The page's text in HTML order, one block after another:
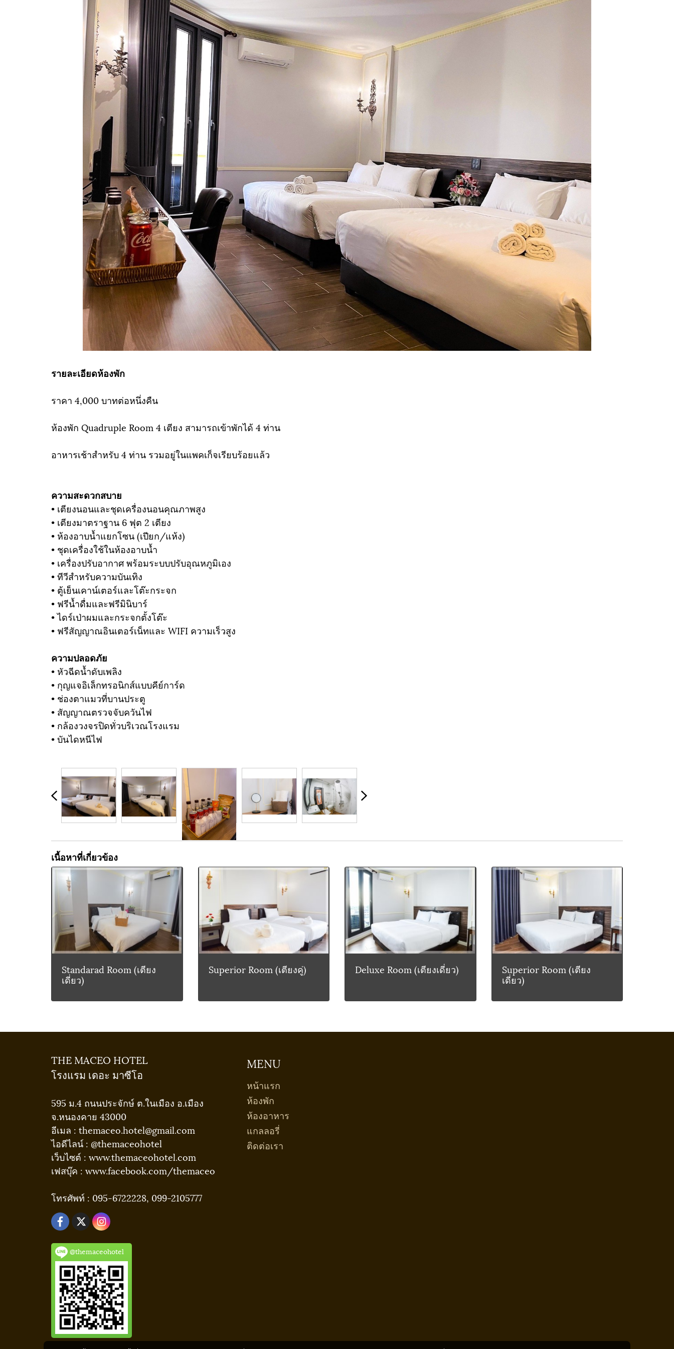
รายละเอียดห้องพัก
ราคา 4,000 บาทต่อหนึ่งคืน
ห้องพัก Quadruple Room 4 เตียง สามารถเข้าพักได้ 4 ท่าน
อาหารเช้าสำหรับ 4 ท่าน รวมอยู่ในแพคเก็จเรียบร้อยแล้ว
ความสะดวกสบาย
• เตียงนอนและชุดเครื่องนอนคุณภาพสูง
• เตียงมาตราฐาน 6 ฟุต 2 เตียง
• ห้องอาบน้ำแยกโซน (เปียก/แห้ง)
• ชุดเครื่องใช้ในห้องอาบน้ำ
• เครื่องปรับอากาศ พร้อมระบบปรับอุณหภูมิเอง
• ทีวีสำหรับความบันเทิง
• ตู้เย็นเคาน์เตอร์และโต๊ะกระจก
• ฟรีน้ำดื่มและฟรีมินิบาร์
• ไดร์เป่าผมและกระจกตั้งโต๊ะ
• ฟรีสัญญาณอินเตอร์เน็ทและ WIFI ความเร็วสูง
ความปลอดภัย
• หัวฉีดน้ำดับเพลิง
• กุญแจอิเล็กทรอนิกส์แบบคีย์การ์ด
• ช่องตาแมวที่บานประตู
• สัญญาณตรวจจับควันไฟ
• กล้องวงจรปิดทั่วบริเวณโรงแรม
• บันไดหนีไฟ
เนื้อหาที่เกี่ยวข้อง
Standarad Room (เตียง
เดี่ยว)
Superior Room (เตียงคู่) Deluxe Room (เตียงเดี่ยว) Superior Room (เตียง
เดี่ยว)
THE MACEO HOTEL
โรงแรม เดอะ มาซีโอ
595 ม.4 ถนนประจักษ์ ต.ในเมือง อ.เมือง
จ.หนองคาย 43000
อีเมล : themaceo.hotel@gmail.com
ไอดีไลน์ : @themaceohotel
เว็บไซต์ : www.themaceohotel.com
เฟสบุ๊ค : www.facebook.com/themaceo
โทรศัพท์ : 095-6722228, 099-2105777
@themaceohotel
MENU
หน้าแรก
ห้องพัก
ห้องอาหาร
แกลลอรี่
ติดต่อเรา